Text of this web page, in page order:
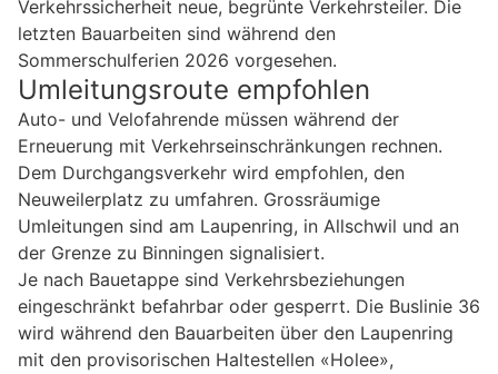
Verkehrssicherheit neue, begrünte Verkehrsteiler. Die
letzten Bauarbeiten sind während den
Sommerschulferien 2026 vorgesehen.
Umleitungsroute empfohlen
Auto- und Velofahrende müssen während der
Erneuerung mit Verkehrseinschränkungen rechnen.
Dem Durchgangsverkehr wird empfohlen, den
Neuweilerplatz zu umfahren. Grossräumige
Umleitungen sind am Laupenring, in Allschwil und an
der Grenze zu Binningen signalisiert.
Je nach Bauetappe sind Verkehrsbeziehungen
eingeschränkt befahrbar oder gesperrt. Die Buslinie 36
wird während den Bauarbeiten über den Laupenring
mit den provisorischen Haltestellen «Holee»,